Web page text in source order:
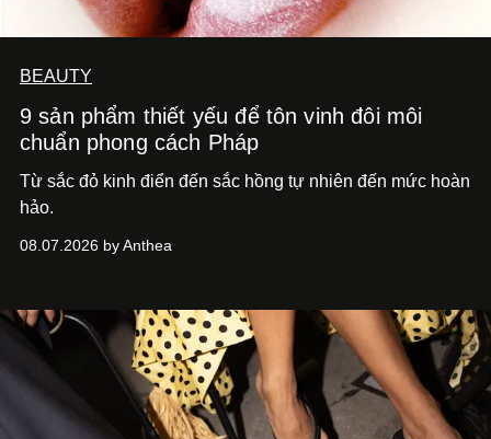
BEAUTY
9 sản phẩm thiết yếu để tôn vinh đôi môi
chuẩn phong cách Pháp
Từ sắc đỏ kinh điển đến sắc hồng tự nhiên đến mức hoàn
hảo.
08.07.2026 by Anthea